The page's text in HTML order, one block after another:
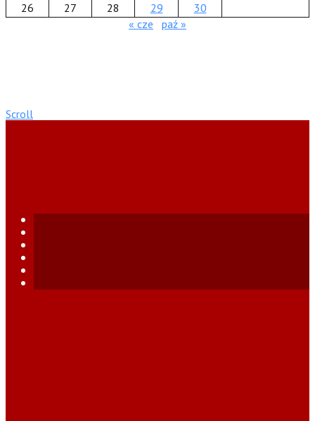
26
27 28 29
30
« cze
paź »
Scroll